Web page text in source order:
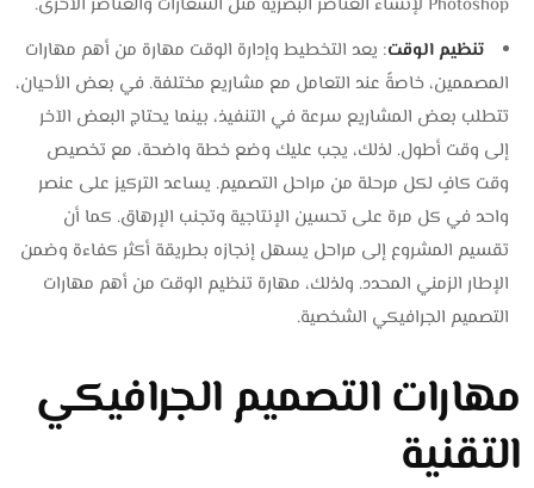
تنظيم الوقت: يعد التخطيط وإدارة الوقت مهارة من أهم مهارات
المصممين، خاصةً عند التعامل مع مشاريع مختلفة. في بعض الأحيان،
تتطلب بعض المشاريع سرعة في التنفيذ، بينما يحتاج البعض الآخر
إلى وقت أطول. لذلك، يجب عليك وضع خطة واضحة، مع تخصيص
وقت كافٍ لكل مرحلة من مراحل التصميم. يساعد التركيز على عنصر
واحد في كل مرة على تحسين الإنتاجية وتجنب الإرهاق. كما أن
تقسيم المشروع إلى مراحل يسهل إنجازه بطريقة أكثر كفاءة وضمن
الإطار الزمني المحدد. ولذلك، مهارة تنظيم الوقت من أهم مهارات
التصميم الجرافيكي الشخصية.
مهارات التصميم الجرافيكي
التقنية